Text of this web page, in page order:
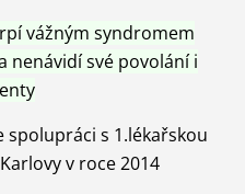
vážným syndromem
nenávidí své povolání i
spolupráci s 1.lékařskou
v roce 2014